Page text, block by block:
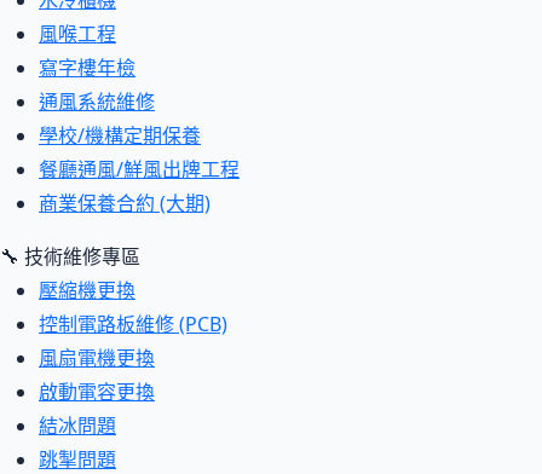
風喉工程
寫字樓年檢
通風系統維修
學校/機構定期保養
餐廳通風/鮮風出牌工程
商業保養合約 (大期)
🔧 技術維修專區
壓縮機更換
控制電路板維修 (PCB)
風扇電機更換
啟動電容更換
結冰問題
跳掣問題